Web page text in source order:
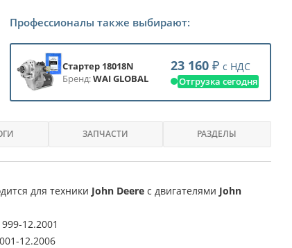
Профессионалы также выбирают:
Стартер 18018N
Бренд:WAI GLOBAL
23 160 ₽ с НДС
Отгрузка сегодня
ЗАПЧАСТИ РАЗДЕЛЫ
для техники John Deere с двигателями John
12.2001
12.2006